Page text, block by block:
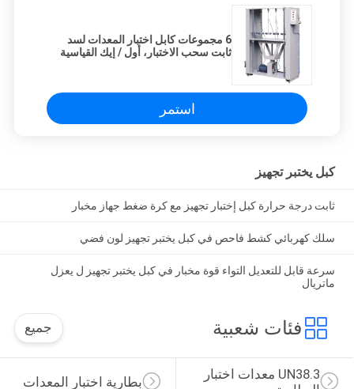
6 مجموعات كابل اختبار المعدات لسد
ثابت سحب الاختبار، أول / إيك القياسية
استمر
كبل يختبر تجهيز
ثابت درجة حرارة كبل إختبار تجهيز مع كرة ضغط جهاز مخبار
سلك كهربائي كشط فاحص في كبل يختبر تجهيز لون فضي
سرعة قابل للتعديل التواء قوة مخبار في كبل يختبر تجهيز ل يعزل
ماتريال
فئات شعبية جميع
بطارية اختبار المعدات
UN38.3 معدات اختبار